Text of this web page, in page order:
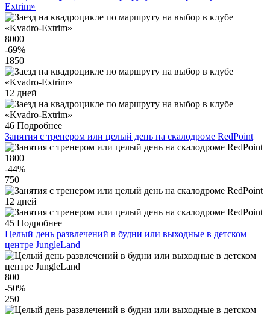
Extrim»
8000
-69%
1850
12 дней
46 Подробнее
Занятия с тренером или целый день на скалодроме RedPoint
1800
-44%
750
12 дней
45 Подробнее
Целый день развлечений в будни или выходные в детском
центре JungleLand
800
-50%
250